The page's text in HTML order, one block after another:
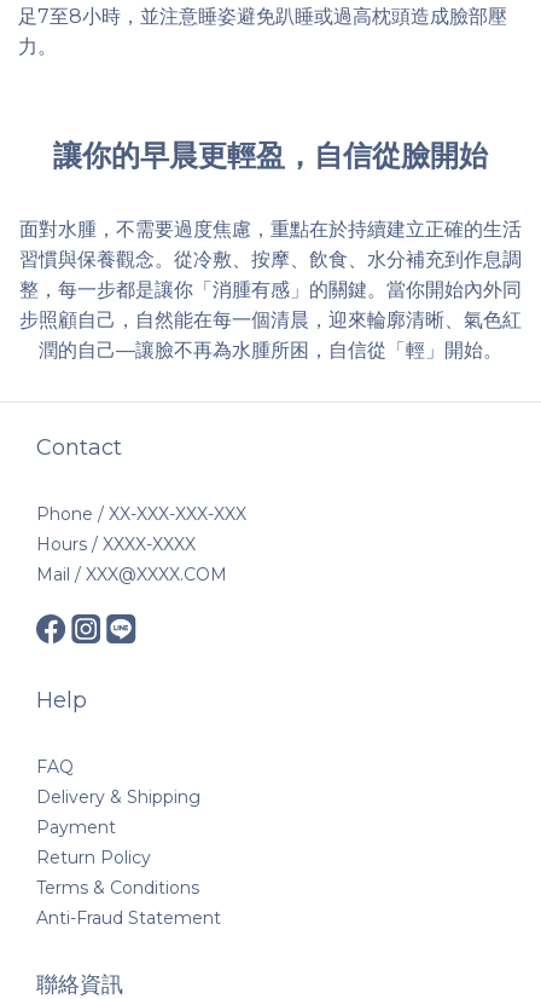
足7至8小時，並注意睡姿避免趴睡或過高枕頭造成臉部壓
力。
讓你的早晨更輕盈，自信從臉開始
面對水腫，不需要過度焦慮，重點在於持續建立正確的生活
習慣與保養觀念。從冷敷、按摩、飲食、水分補充到作息調
整，每一步都是讓你「消腫有感」的關鍵。當你開始內外同
步照顧自己，自然能在每一個清晨，迎來輪廓清晰、氣色紅
潤的自己—讓臉不再為水腫所困，自信從「輕」開始。
Contact
Phone / XX-XXX-XXX-XXX
Hours / XXXX-XXXX
Mail / XXX@XXXX.COM
Help
FAQ
Delivery & Shipping
Payment
Return Policy
Terms & Conditions
Anti-Fraud Statement
聯絡資訊